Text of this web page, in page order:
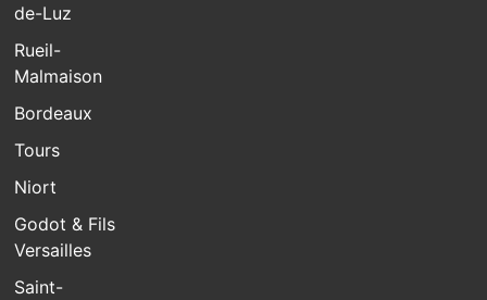
de-Luz
Rueil-
Malmaison
Bordeaux
Tours
Niort
Godot & Fils
Versailles
Saint-